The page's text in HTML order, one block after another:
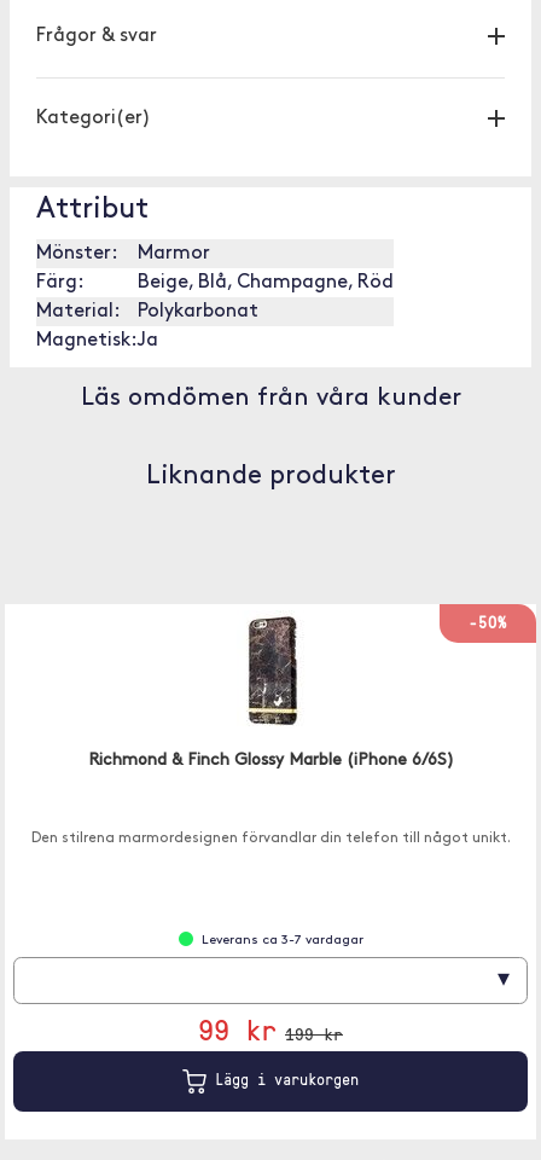
Frågor & svar
Kategori(er)
Attribut
Mönster:
Marmor
Färg:
Beige, Blå, Champagne, Röd
Material:
Polykarbonat
Magnetisk:Ja
Läs omdömen från våra kunder
Liknande produkter
-50%
Richmond & Finch Glossy Marble (iPhone 6/6S)
Den stilrena marmordesignen förvandlar din telefon till något unikt.
Leverans ca 3-7 vardagar
▾
99 kr 199 kr
Lägg i varukorgen